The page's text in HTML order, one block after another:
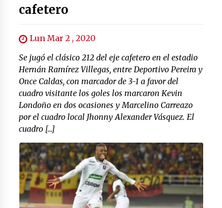
cafetero
Lun Mar 2 , 2020
Se jugó el clásico 212 del eje cafetero en el estadio
Hernán Ramírez Villegas, entre Deportivo Pereira y
Once Caldas, con marcador de 3-1 a favor del
cuadro visitante los goles los marcaron Kevin
Londoño en dos ocasiones y Marcelino Carreazo
por el cuadro local Jhonny Alexander Vásquez. El
cuadro […]